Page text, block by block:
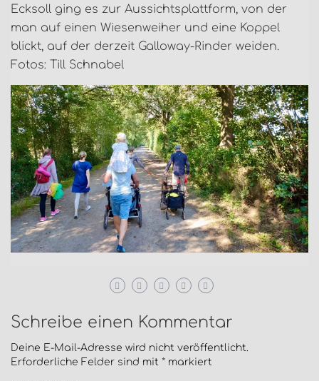
Ecksoll ging es zur Aussichtsplattform, von der
man auf einen Wiesenweiher und eine Koppel
blickt, auf der derzeit Galloway-Rinder weiden.
Fotos: Till Schnabel
Schreibe einen Kommentar
Deine E-Mail-Adresse wird nicht veröffentlicht.
Erforderliche Felder sind mit * markiert